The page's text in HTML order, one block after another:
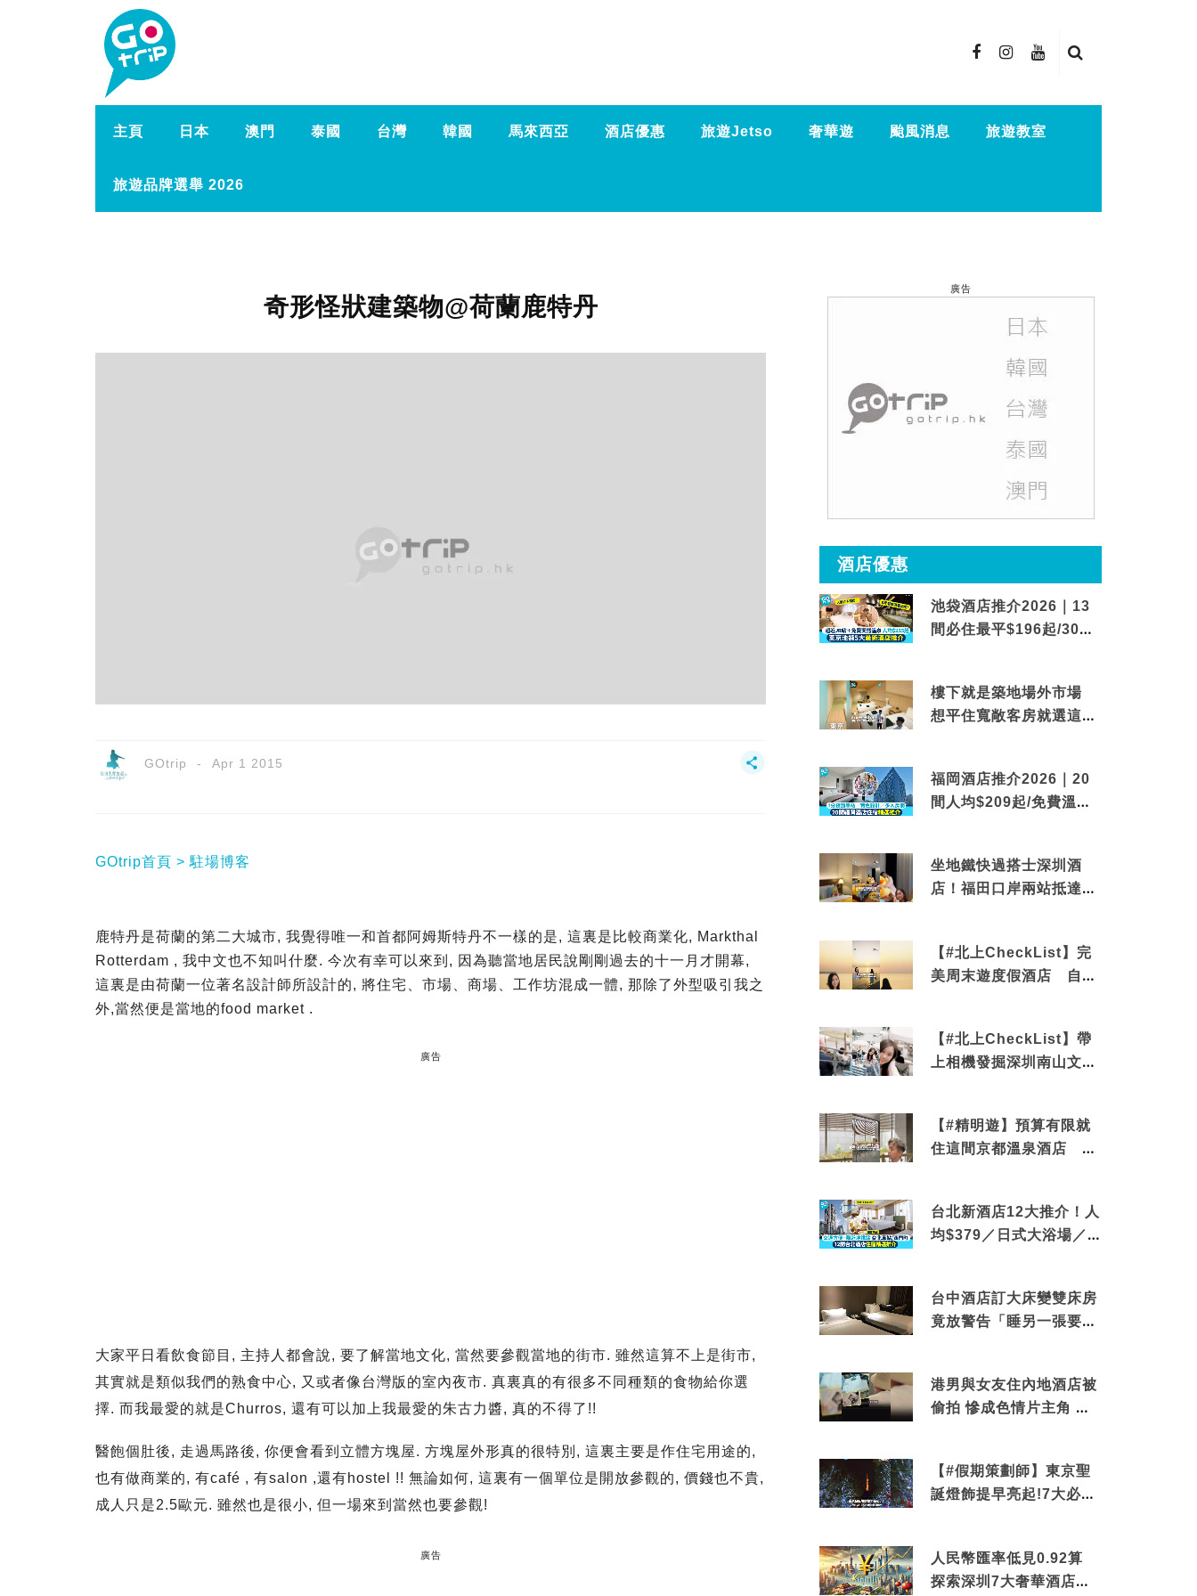
主頁 日本 澳門 泰國 台灣 韓國 馬來西亞 酒店優惠 旅遊Jetso 奢華遊 颱風消息 旅遊教室
旅遊品牌選舉 2026
奇形怪狀建築物@荷蘭鹿特丹
GOtrip Apr 1 2015
GOtrip首頁 駐場博客
鹿特丹是荷蘭的第二大城市, 我覺得唯一和首都阿姆斯特丹不一樣的是, 這裏是比較商業化, Markthal
Rotterdam , 我中文也不知叫什麼. 今次有幸可以來到, 因為聽當地居民說剛剛過去的十一月才開幕,
這裏是由荷蘭一位著名設計師所設計的, 將住宅、市場、商場、工作坊混成一體, 那除了外型吸引我之
外,當然便是當地的food market .
廣告
大家平日看飲食節目, 主持人都會說, 要了解當地文化, 當然要參觀當地的街市. 雖然這算不上是街市,
其實就是類似我們的熟食中心, 又或者像台灣版的室內夜市. 真裏真的有很多不同種類的食物給你選
擇. 而我最愛的就是Churros, 還有可以加上我最愛的朱古力醬, 真的不得了!!
醫飽個肚後, 走過馬路後, 你便會看到立體方塊屋. 方塊屋外形真的很特別, 這裏主要是作住宅用途的,
也有做商業的, 有café , 有salon ,還有hostel !! 無論如何, 這裏有一個單位是開放參觀的, 價錢也不貴,
成人只是2.5歐元. 雖然也是很小, 但一場來到當然也要參觀!
廣告
廣告
酒店優惠
池袋酒店推介2026｜13
間必住最平$196起/30秒
樓下就是築地場外市場
想平住寬敞客房就選這間
福岡酒店推介2026｜20
間人均$209起/免費溫泉/
坐地鐵快過搭士深圳酒
店！福田口岸兩站抵達
【#北上CheckList】完
美周末遊度假酒店 自帶
【#北上CheckList】帶
上相機發掘深圳南山文藝
【#精明遊】預算有限就
住這間京都溫泉酒店 車
台北新酒店12大推介！人
均$379／日式大浴場／1
台中酒店訂大床變雙床房
竟放警告「睡另一張要加
港男與女友住內地酒店被
偷拍 慘成色情片主角 鏡
【#假期策劃師】東京聖
誕燈飾提早亮起!7大必去
人民幣匯率低見0.92算
探索深圳7大奢華酒店體